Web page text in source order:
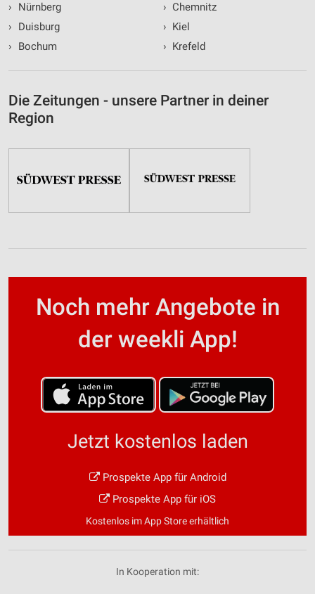
›
Nürnberg
›
Duisburg
›
Bochum
› Chemnitz
› Kiel
› Krefeld
Die Zeitungen - unsere Partner in deiner
Region
Noch mehr Angebote in
der weekli App!
Jetzt kostenlos laden
Prospekte App für Android
Prospekte App für iOS
Kostenlos im App Store erhältlich
In Kooperation mit: